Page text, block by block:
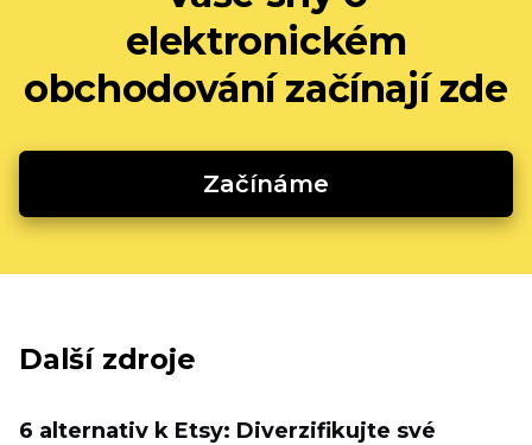
elektronickém
obchodování začínají zde
Začínáme
Další zdroje
6 alternativ k Etsy: Diverzifikujte své